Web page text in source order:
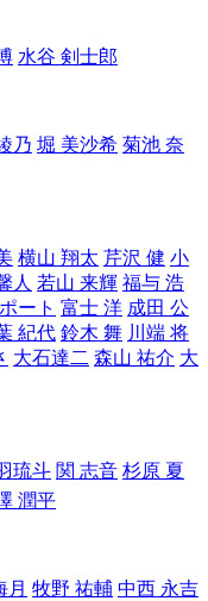
水谷 剣士郎
乃 堀 美沙希 菊池 奈
横山 翔太 芹沢 健 小
人 若山 来輝 福与 浩
ート 富士 洋 成田 公
紀代 鈴木 舞 川端 将
大石達二 森山 祐介 大
琉斗 関 志音 杉原 夏
潤平
月 牧野 祐輔 中西 永吉